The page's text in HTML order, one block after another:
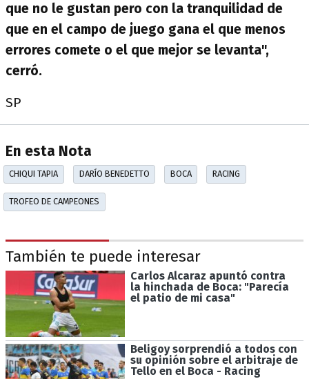
que no le gustan pero con la tranquilidad de
que en el campo de juego gana el que menos
errores comete o el que mejor se levanta",
cerró.
SP
En esta Nota
CHIQUI TAPIA DARÍO BENEDETTO BOCA RACING
TROFEO DE CAMPEONES
También te puede interesar
Carlos Alcaraz apuntó contra
la hinchada de Boca: "Parecía
el patio de mi casa"
Beligoy sorprendió a todos con
su opinión sobre el arbitraje de
Tello en el Boca - Racing